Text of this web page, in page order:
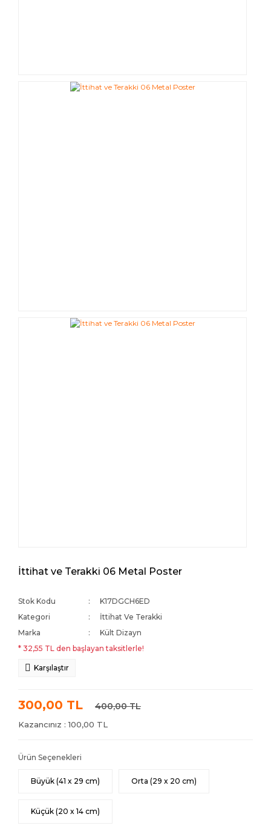
İttihat ve Terakki 06 Metal Poster
Stok Kodu
K17DGCH6ED
Kategori
İttihat Ve Terakki
Marka
Kült Dizayn
* 32,55 TL den başlayan taksitlerle!
Karşılaştır
300,00 TL 400,00 TL
Kazancınız : 100,00 TL
Ürün Seçenekleri
Büyük (41 x 29 cm) Orta (29 x 20 cm)
Küçük (20 x 14 cm)